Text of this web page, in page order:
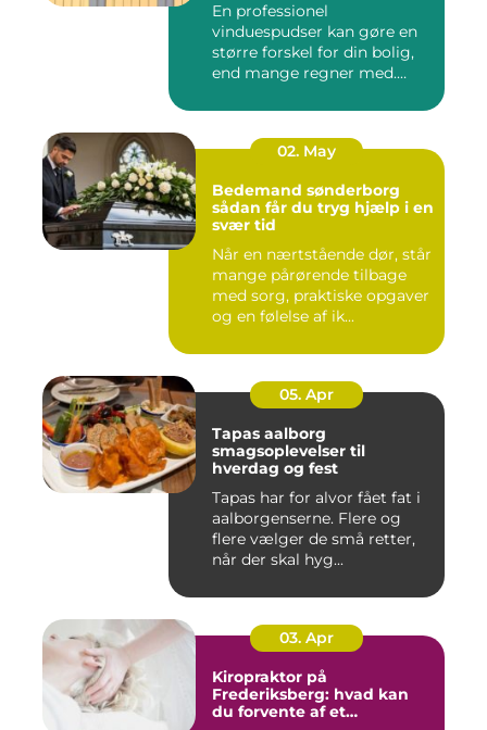
En professionel
vinduespudser kan gøre en
større forskel for din bolig,
end mange regner med.
02. May
Bedemand sønderborg
sådan får du tryg hjælp i en
svær tid
Når en nærtstående dør, står
mange pårørende tilbage
med sorg, praktiske opgaver
og en følelse af ik...
05. Apr
Tapas aalborg
smagsoplevelser til
hverdag og fest
Tapas har for alvor fået fat i
aalborgenserne. Flere og
flere vælger de små retter,
når der skal hyg...
03. Apr
Kiropraktor på
Frederiksberg: hvad kan
du forvente af et